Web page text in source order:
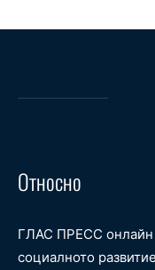
Относно
ГЛАС ПРЕСС онлайн
социалното